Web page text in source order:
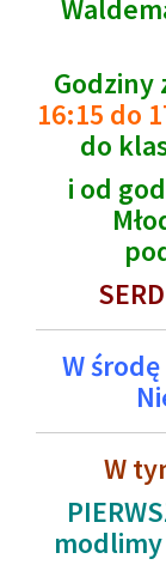
Godziny
16:15 do
do
i od
W
W
modlimy